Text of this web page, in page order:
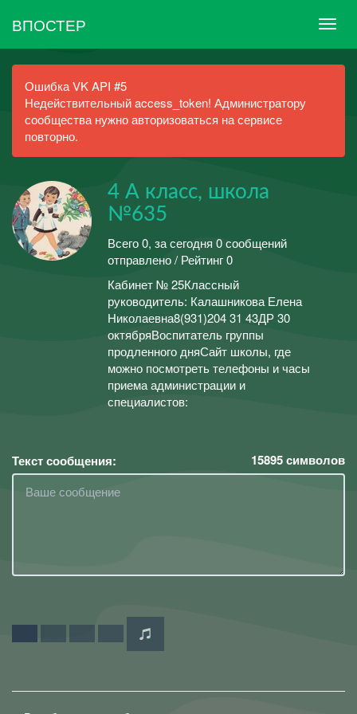
ВПОСТЕР
Ошибка VK API #5
Недействительный access_token! Администратору
сообщества нужно авторизоваться на сервисе
повторно.
4 А класс, школа
№635
Всего 0, за сегодня 0 сообщений
отправлено / Рейтинг 0
Кабинет № 25Классный
руководитель: Калашникова Елена
Николаевна8(931)204 31 43ДР 30
октябряВоспитатель группы
продленного дняСайт школы, где
можно посмотреть телефоны и часы
приема администрации и
специалистов:
Текст сообщения: 15895символов